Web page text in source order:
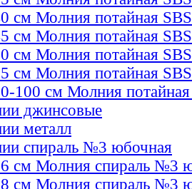
см Молния потайная SBS
см Молния потайная SBS
см Молния потайная SBS
см Молния потайная SBS
100 см Молния
джинсовые
металл
спираль №3 юбочная
см Молния спираль №3
см Молния спираль №3